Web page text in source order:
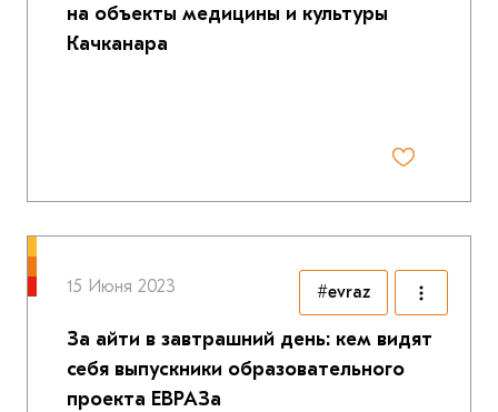
на объекты медицины и культуры
Качканара
15 Июня 2023
За айти в завтрашний день: кем видят
себя выпускники образовательного
проекта ЕВРАЗа
#evraz